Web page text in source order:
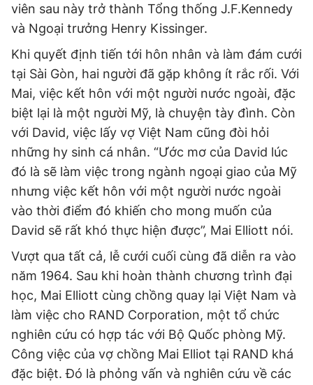
viên sau này trở thành Tổng thống J.F.Kennedy
và Ngoại trưởng Henry Kissinger.
Khi quyết định tiến tới hôn nhân và làm đám cưới
tại Sài Gòn, hai người đã gặp không ít rắc rối. Với
Mai, việc kết hôn với một người nước ngoài, đặc
biệt lại là một người Mỹ, là chuyện tày đình. Còn
với David, việc lấy vợ Việt Nam cũng đòi hỏi
những hy sinh cá nhân. “Ước mơ của David lúc
đó là sẽ làm việc trong ngành ngoại giao của Mỹ
nhưng việc kết hôn với một người nước ngoài
vào thời điểm đó khiến cho mong muốn của
David sẽ rất khó thực hiện được”, Mai Elliott nói.
Vượt qua tất cả, lễ cưới cuối cùng đã diễn ra vào
năm 1964. Sau khi hoàn thành chương trình đại
học, Mai Elliott cùng chồng quay lại Việt Nam và
làm việc cho RAND Corporation, một tổ chức
nghiên cứu có hợp tác với Bộ Quốc phòng Mỹ.
Công việc của vợ chồng Mai Elliot tại RAND khá
đặc biệt. Đó là phỏng vấn và nghiên cứu về các